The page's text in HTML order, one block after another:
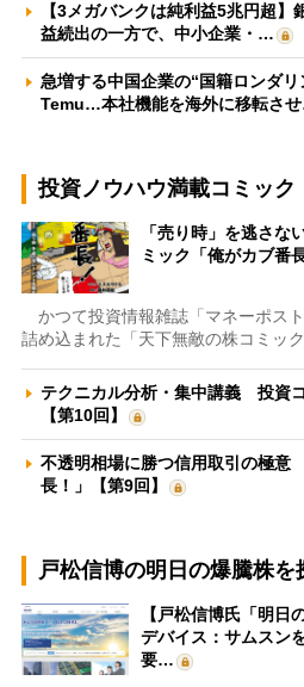
【3メガバンクは純利益5兆円超
益続出の一方で、中小企業・…
急増する中国企業の“国籍ロンダ
Temu…本社機能を海外に移転さ
投資ノウハウ満載コミック
「売り時」を逃さ
ミック「俺がカブ番
かつて投資情報雑誌「マネーポス
詰め込まれた「天下無敵の株コミッ
テクニカル分析・集中講義 投資
【第10回】
不透明相場に勝つ信用取引の極
長！」【第9回】
戸松信博の明日の爆騰株を
【戸松信博氏「明日
デバイス：サムスン
要…